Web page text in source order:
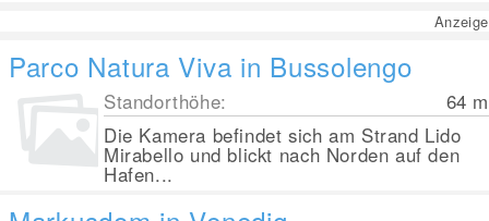
Anzeige
Parco Natura Viva in Bussolengo
Standorthöhe: 64 m
Die Kamera befindet sich am Strand Lido
Mirabello und blickt nach Norden auf den
Hafen...